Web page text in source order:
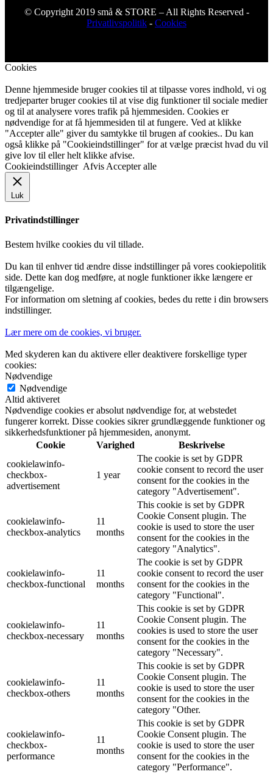
© Copyright 2019 små & STORE – All Rights Reserved -
Privatlivspolitik - Cookies
Cookies
Denne hjemmeside bruger cookies til at tilpasse vores indhold, vi og
tredjeparter bruger cookies til at vise dig funktioner til sociale medier
og til at analysere vores trafik på hjemmesiden. Cookies er
nødvendige for at få hjemmesiden til at fungere. Ved at klikke
"Accepter alle" giver du samtykke til brugen af cookies.. Du kan
også klikke på "Cookieindstillinger" for at vælge præcist hvad du vil
give lov til eller helt klikke afvise.
Cookieindstillinger Afvis Accepter alle
Luk
Privatindstillinger
Bestem hvilke cookies du vil tillade.
Du kan til enhver tid ændre disse indstillinger på vores cookiepolitik
side. Dette kan dog medføre, at nogle funktioner ikke længere er
tilgængelige.
For information om sletning af cookies, bedes du rette i din browsers
indstillinger.
Lær mere om de cookies, vi bruger.
Med skyderen kan du aktivere eller deaktivere forskellige typer
cookies:
Nødvendige
Nødvendige
Altid aktiveret
Nødvendige cookies er absolut nødvendige for, at webstedet
fungerer korrekt. Disse cookies sikrer grundlæggende funktioner og
sikkerhedsfunktioner på hjemmesiden, anonymt.
Cookie
Varighed
Beskrivelse
cookielawinfo-
checkbox-
advertisement
1 year
The cookie is set by GDPR
cookie consent to record the user
consent for the cookies in the
category "Advertisement".
cookielawinfo-
checkbox-analytics
11
months
This cookie is set by GDPR
Cookie Consent plugin. The
cookie is used to store the user
consent for the cookies in the
category "Analytics".
cookielawinfo-
checkbox-functional
11
months
The cookie is set by GDPR
cookie consent to record the user
consent for the cookies in the
category "Functional".
cookielawinfo-
checkbox-necessary
11
months
This cookie is set by GDPR
Cookie Consent plugin. The
cookies is used to store the user
consent for the cookies in the
category "Necessary".
cookielawinfo-
checkbox-others
11
months
This cookie is set by GDPR
Cookie Consent plugin. The
cookie is used to store the user
consent for the cookies in the
category "Other.
cookielawinfo-
checkbox-
performance
11
months
This cookie is set by GDPR
Cookie Consent plugin. The
cookie is used to store the user
consent for the cookies in the
category "Performance".